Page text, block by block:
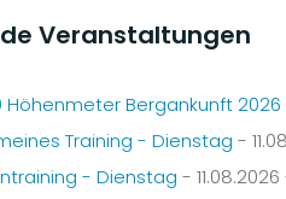
Veranstaltungen
Höhenmeter Bergankunft 2026
Training - Dienstag -
- Dienstag -